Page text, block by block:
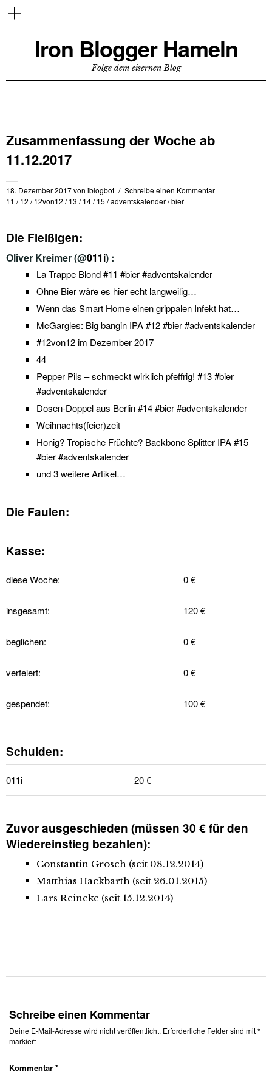
Iron Blogger Hameln
Folge dem eisernen Blog
Zusammenfassung der Woche ab
11.12.2017
18. Dezember 2017von iblogbot
Schreibe einen Kommentar
11 /12 /12von12 /13 /14/15 /adventskalender/bier
Die Fleißigen:
Oliver Kreimer(@011i) :
La Trappe Blond #11 #bier #adventskalender
Ohne Bier wäre es hier echt langweilig…
Wenn das Smart Home einen grippalen Infekt hat…
McGargles: Big bangin IPA #12 #bier #adventskalender
#12von12 im Dezember 2017
44
Pepper Pils – schmeckt wirklich pfeffrig! #13 #bier
#adventskalender
Dosen-Doppel aus Berlin #14 #bier #adventskalender
Weihnachts(feier)zeit
Honig? Tropische Früchte? Backbone Splitter IPA #15
#bier #adventskalender
und3 weitere Artikel…
Die Faulen:
Kasse:
diese Woche: 0 €
insgesamt: 120 €
beglichen: 0 €
verfeiert: 0 €
gespendet: 100 €
Schulden:
011i 20 €
Zuvor ausgeschieden (müssen 30 € für den
Wiedereinstieg bezahlen):
Constantin Grosch (seit 08.12.2014)
Matthias Hackbarth (seit 26.01.2015)
Lars Reineke (seit 15.12.2014)
Schreibe einen Kommentar
Deine E-Mail-Adresse wird nicht veröffentlicht. Erforderliche Felder sind mit*
markiert
Kommentar *